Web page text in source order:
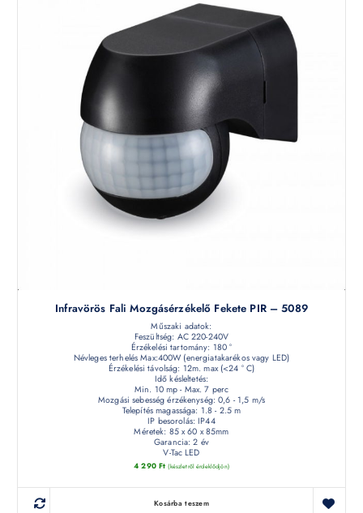
Infravörös Fali Mozgásérzékelő Fekete PIR – 5089
Műszaki adatok:
Feszültség: AC 220-240V
Érzékelési tartomány: 180 °
Névleges terhelés Max:400W (energiatakarékos vagy LED)
Érzékelési távolság: 12m. max (<24 ° C)
Idő késleltetés:
Min. 10 mp - Max. 7 perc
Mozgási sebesség érzékenység: 0,6 - 1,5 m/s
Telepítés magassága: 1.8 - 2.5 m
IP besorolás: IP44
Méretek: 85 x 60 x 85mm
Garancia: 2 év
V-Tac LED
4 290 Ft (készletről érdeklődjön)
Kosárba teszem